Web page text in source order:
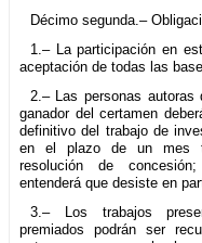
Décimo segunda.–
1.– La participación en
aceptación de todas las
2.– Las personas autoras
ganador del certamen
definitivo del trabajo de
en el plazo de un mes
resolución de
entenderá que desiste en
3.– Los trabajos
premiados podrán ser